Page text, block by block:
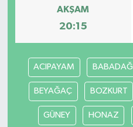
AKŞAM
20:15
ACIPAYAM BABADAĞ
BEYAĞAÇ BOZKURT
GÜNEY HONAZ